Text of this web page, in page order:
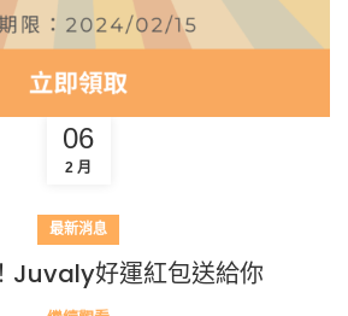
06
2 月
最新消息
Juvaly好運紅包送給你